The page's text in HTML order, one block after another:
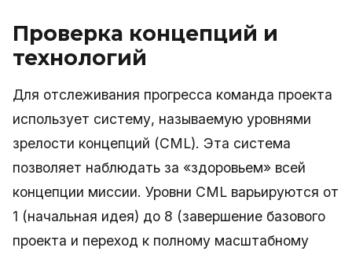
Проверка концепций и
технологий
Для отслеживания прогресса команда проекта
использует систему, называемую уровнями
зрелости концепций (CML). Эта система
позволяет наблюдать за «здоровьем» всей
концепции миссии. Уровни CML варьируются от
1 (начальная идея) до 8 (завершение базового
проекта и переход к полному масштабному